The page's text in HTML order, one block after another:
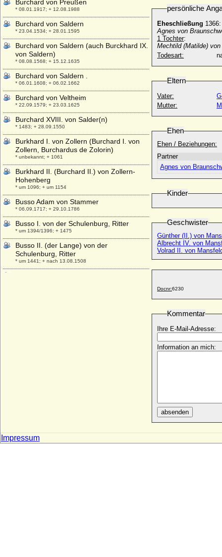
persönliche
Eheschließung 1366:
Agnes von
1 Tochter:
Mechtild (Matilde)
Todesart:
Eltern
Vater:
Mutter:
Ehen
Ehen / Beziehungen:
Partner
Agnes von
Kinder
Geschwister
Günther (II.) von
Albrecht IV. von
Volrad II. von
Docnr:6230
Kommentar
Ihre E-Mail-Adresse:
Information an mich:
absenden
Burchard von Preußen
* 08.01.1917; + 12.08.1988
Burchard von Saldern
* 23.04.1534; + 28.01.1595
Burchard von Saldern (auch Burckhard IX.
von Saldern)
* 08.08.1568; + 15.12.1635
Burchard von Saldern .
* 06.01.1608; + 06.02.1662
Burchard von Veltheim
* 22.09.1579; + 23.03.1625
Burchard XVIII. von Salder(n)
* 1483; + 28.09.1550
Burkhard I. von Zollern (Burchard I. von
Zollern, Burchardus de Zolorin)
* unbekannt; + 1061
Burkhard II. (Burchard II.) von Zollern-
Hohenberg
* um 1096; + um 1154
Busso Adam von Stammer
* 06.09.1717; + 29.10.1786
Busso I. von der Schulenburg, Ritter
* um 1394/1396; + 1475
Busso II. (der Lange) von der
Schulenburg, Ritter
* um 1441; + nach 13.08.1508
Impressum